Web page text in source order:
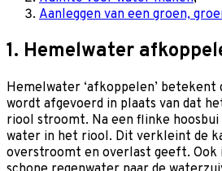
Aanleggen van een groen,
1. Hemelwater
Hemelwater ‘afkoppelen’ betekent
wordt afgevoerd in plaats van dat
riool stroomt. Na een flinke
water in het riool. Dit verkleint de
overstroomt en overlast geeft. Ook